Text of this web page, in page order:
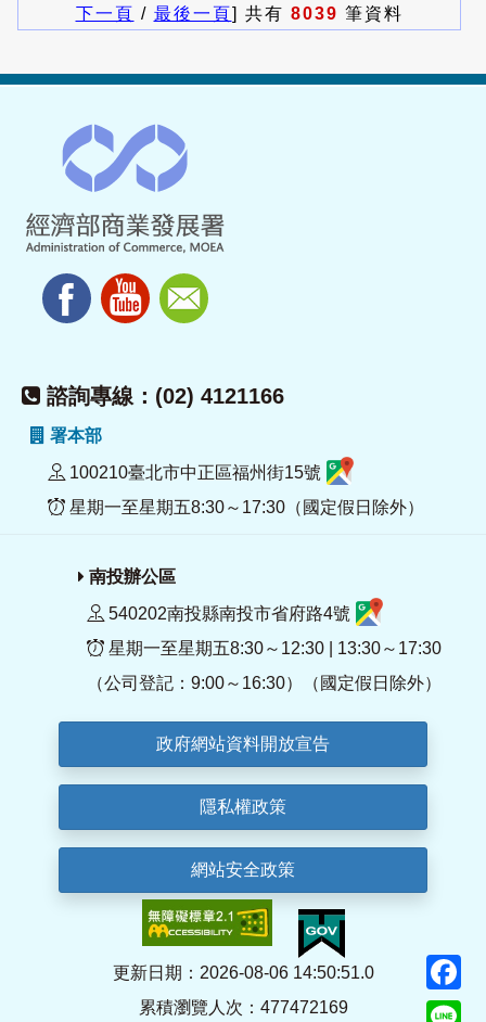
下一頁 / 最後一頁] 共有 8039 筆資料
諮詢專線：(02) 4121166
署本部
100210臺北市中正區福州街15號
星期一至星期五8:30～17:30（國定假日除外）
南投辦公區
540202南投縣南投市省府路4號
星期一至星期五8:30～12:30 | 13:30～17:30
（公司登記：9:00～16:30）（國定假日除外）
政府網站資料開放宣告
隱私權政策
網站安全政策
更新日期：2026-08-06 14:50:51.0
累積瀏覽人次：477472169